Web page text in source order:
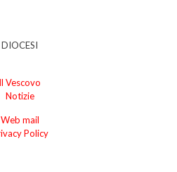
DIOCESI
Il Vescovo
Notizie
Web mail
Policy